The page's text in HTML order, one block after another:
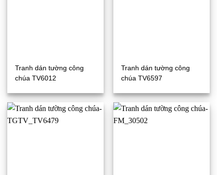
Tranh dán tường công
chúa TV6012
Tranh dán tường công
chúa TV6597